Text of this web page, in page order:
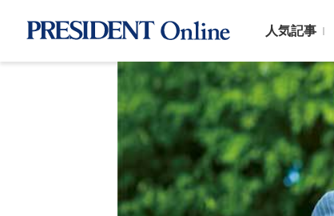
人気記事